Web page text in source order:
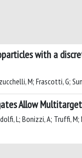
with a
M; Frascotti, G;
Allow
L; Bonizzi, A; Truffi, M;